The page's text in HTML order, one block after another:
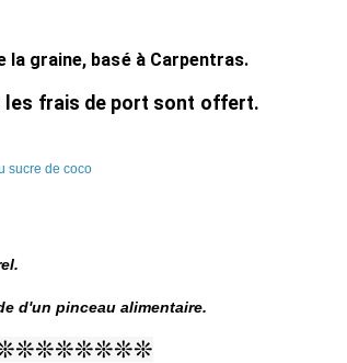
graine, basé à Carpentras.
les frais de port sont offert.
d'un pinceau alimentaire.